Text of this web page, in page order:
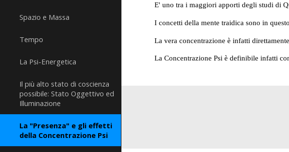
Spazio e Massa
Tempo
La Psi-Energetica
Il più alto stato di coscienza
possibile: Stato Oggettivo ed
Illuminazione
La "Presenza" e gli effetti
della Concentrazione Psi
E' uno tra i maggiori apporti degli studi di
I concetti della mente traidica sono in
La vera concentrazione è infatti
La Concentrazione Psi è definibile infatti